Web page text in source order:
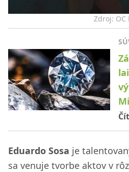
Zdroj: OC
Eduardo Sosa je
sa venuje tvorbe aktov v